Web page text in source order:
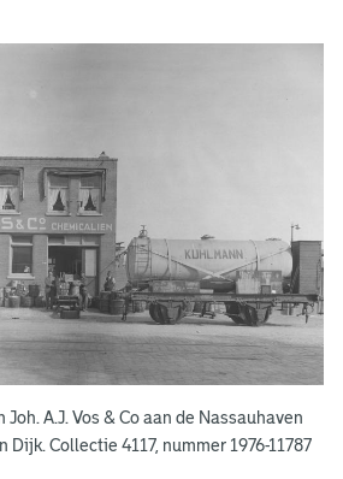
A.J. Vos & Co aan de Nassauhaven
Dijk. Collectie 4117, nummer 1976-11787